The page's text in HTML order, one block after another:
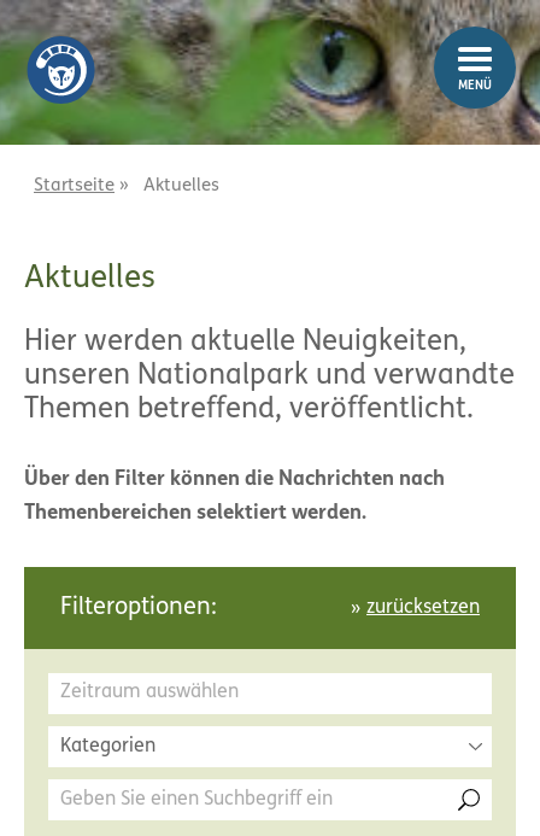
u
I
n
u
H
a
MENÜ
Startseite » Aktuelles
Aktuelles
Hier werden aktuelle Neuigkeiten,
unseren Nationalpark und verwandte
Themen betreffend, veröffentlicht.
Über den Filter können die Nachrichten nach
Themenbereichen selektiert werden.
Filteroptionen: zurücksetzen
Kategorien